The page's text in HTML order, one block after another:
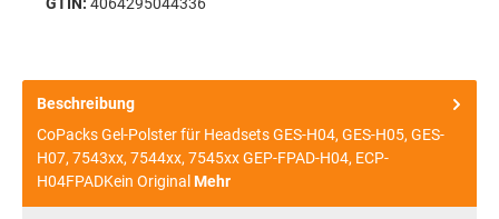
GTIN: 4064295044336
Beschreibung
CoPacks Gel-Polster für Headsets GES-H04, GES-H05, GES-
H07, 7543xx, 7544xx, 7545xx GEP-FPAD-H04, ECP-
H04FPADKein Original Mehr